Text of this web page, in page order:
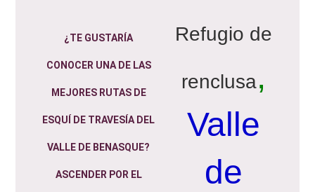
¿TE GUSTARÍA
CONOCER UNA DE LAS
MEJORES RUTAS DE
ESQUÍ DE TRAVESÍA DEL
VALLE DE BENASQUE?
ASCENDER POR EL
Refugio de
renclusa,
Valle
de